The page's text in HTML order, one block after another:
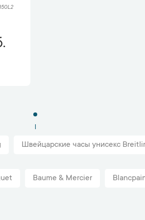
1
Швейцарские часы унисекс
Baume & Mercier